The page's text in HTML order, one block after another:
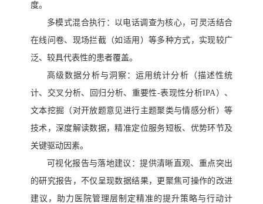
度。
多模式混合执行：以电话调查为核心，可灵活结合
在线问卷、现场拦截（如适用）等多种方式，实现较广
泛、较具代表性的患者覆盖。
高级数据分析与洞察：运用统计分析（描述性统
计、交叉分析、回归分析、重要性-表现性分析IPA）、
文本挖掘（对开放题意见进行主题聚类与情感分析）等
技术，深度解读数据，精准定位服务短板、优势环节及
关键驱动因素。
可视化报告与落地建议：提供清晰直观、重点突出
的研究报告，不仅呈现数据结果，更聚焦可操作的改进
建议，助力医院管理层制定精准的提升策略与行动计